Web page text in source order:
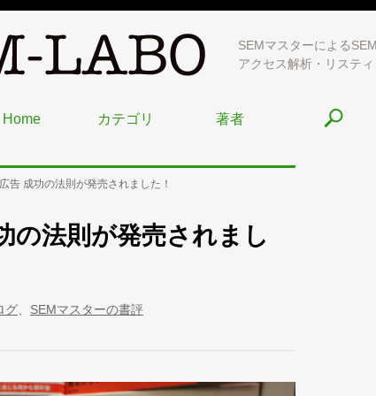
SEMマスターによる
アクセス解析・リステ
Home カテゴリ 著者
告 成功の法則が発売されました！
の法則が発売されまし
グ SEMマスターの書評